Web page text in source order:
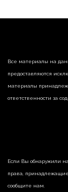
Все материалы на
предоставляются
материалы
ответственности за
Если Вы обнаружили
права,
сообщите нам.